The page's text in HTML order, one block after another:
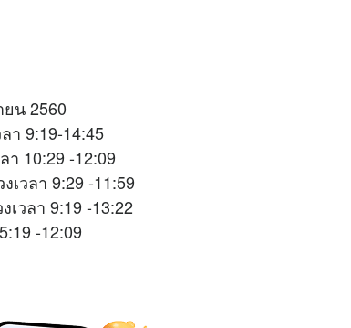
น 2560
า 9:19-14:45
10:29 -12:09
เวลา 9:29 -11:59
วลา 9:19 -13:22
-12:09